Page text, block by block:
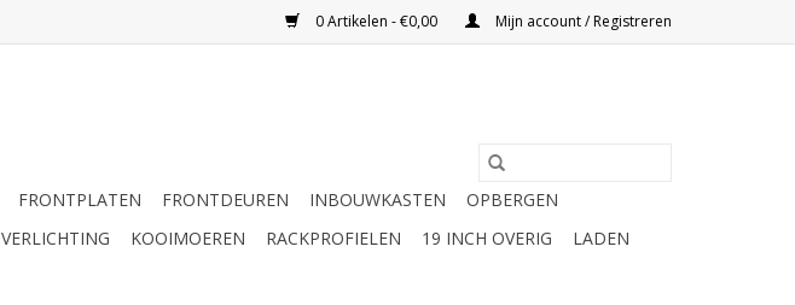
0 Artikelen - €0,00 Mijn account / Registreren
FRONTPLATEN FRONTDEUREN INBOUWKASTEN
OPBERGEN
VERLICHTING KOOIMOEREN RACKPROFIELEN 19 INCH OVERIG LADEN